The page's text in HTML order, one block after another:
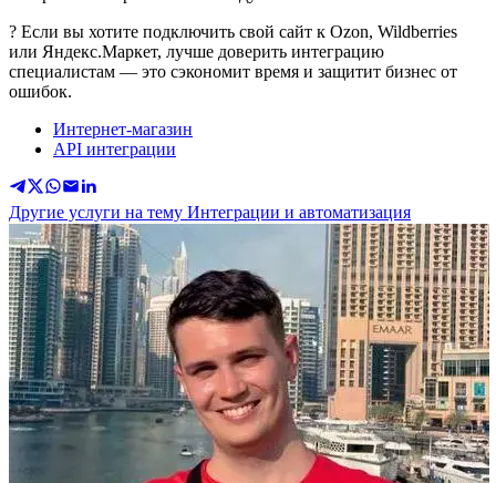
? Если вы хотите подключить свой сайт к Ozon, Wildberries
или Яндекс.Маркет, лучше доверить интеграцию
специалистам — это сэкономит время и защитит бизнес от
ошибок.
Интернет-магазин
API интеграции
Другие услуги на тему Интеграции и автоматизация